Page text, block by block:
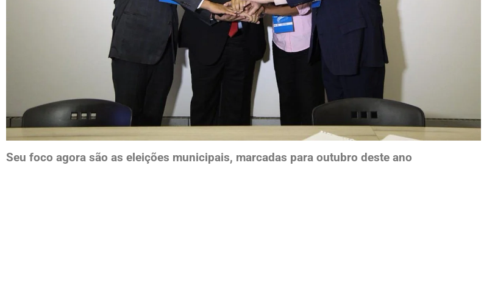
Seu foco agora são as eleições municipais, marcadas para outubro deste ano